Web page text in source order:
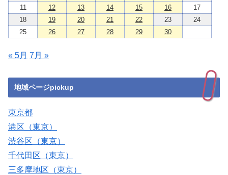
11
12 13 14 15 16
17
18
19 20 21 22 23
24
25
26 27 28 29 30
« 5月 7月 »
地域ページpickup
東京都
港区（東京）
渋谷区（東京）
千代田区（東京）
三多摩地区（東京）